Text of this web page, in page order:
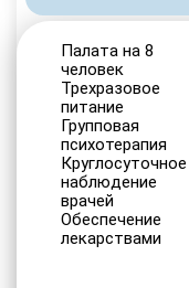
Палата на 8
человек
Трехразовое
питание
Групповая
психотерапия
Круглосуточное
наблюдение
врачей
Обеспечение
лекарствами